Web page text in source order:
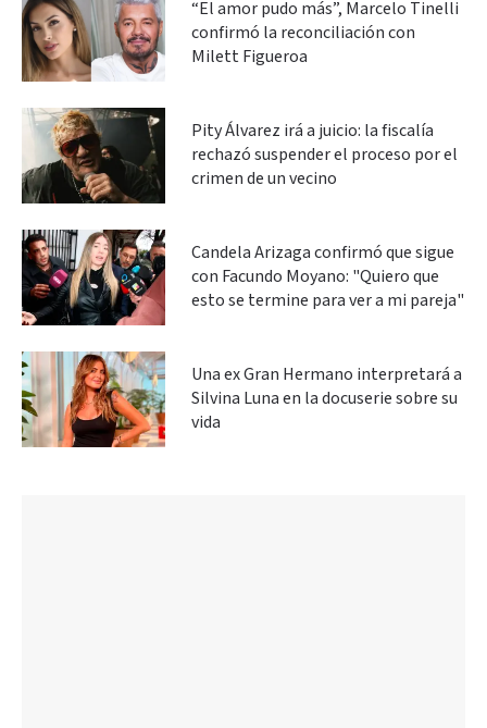
“El amor pudo más”, Marcelo Tinelli
confirmó la reconciliación con
Milett Figueroa
Pity Álvarez irá a juicio: la fiscalía
rechazó suspender el proceso por el
crimen de un vecino
Candela Arizaga confirmó que sigue
con Facundo Moyano: "Quiero que
esto se termine para ver a mi pareja"
Una ex Gran Hermano interpretará a
Silvina Luna en la docuserie sobre su
vida